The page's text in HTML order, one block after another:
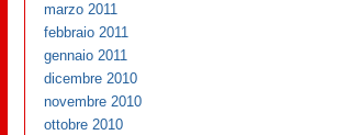
marzo 2011
febbraio 2011
gennaio 2011
dicembre 2010
novembre 2010
ottobre 2010